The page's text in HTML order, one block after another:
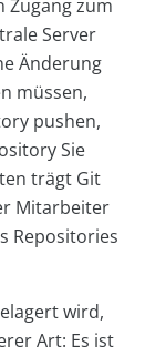
Zugang zum
Server
Änderung
müssen,
pushen,
Sie
trägt Git
Mitarbeiter
Repositories
wird,
Art: Es ist